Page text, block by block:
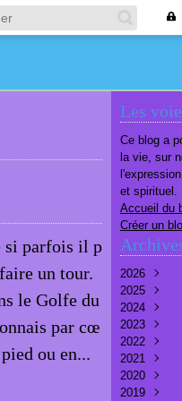
si parfois il p
un tour.
le Golfe du
par cœ
ou en...
Les
Ce blog a
la vie, sur
et spirituel.
Accueil du
Créer un
2026
Août
Juillet
Juin
Mai(7)
Avril
Mars
Février
2025
Octobre
Août
Juillet
2024
Octobre
Août
2023
Octobre
2022
Août
2021
2020
2019